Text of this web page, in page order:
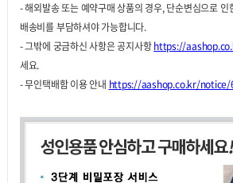
- 해외발송 또는 예약구매 상품의 경우, 단순변심으로
배송비를 부담하셔야 가능합니다.
- 그밖에 궁금하신 사항은 공지사항https://
세요.
- 무인택배함 이용 안내 https://aashop.co.kr/notice/